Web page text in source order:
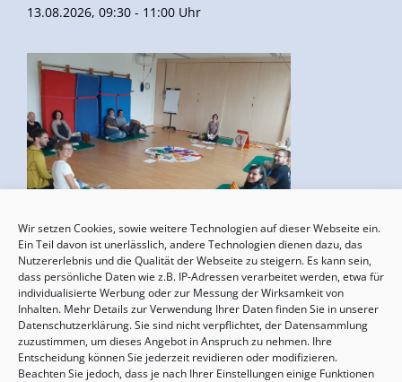
Wir setzen Cookies, sowie weitere Technologien auf dieser Webseite ein.
Ein Teil davon ist unerlässlich, andere Technologien dienen dazu, das
Nutzererlebnis und die Qualität der Webseite zu steigern. Es kann sein,
dass persönliche Daten wie z.B. IP-Adressen verarbeitet werden, etwa für
individualisierte Werbung oder zur Messung der Wirksamkeit von
Inhalten. Mehr Details zur Verwendung Ihrer Daten finden Sie in unserer
Datenschutzerklärung. Sie sind nicht verpflichtet, der Datensammlung
zuzustimmen, um dieses Angebot in Anspruch zu nehmen. Ihre
Entscheidung können Sie jederzeit revidieren oder modifizieren.
Beachten Sie jedoch, dass je nach Ihrer Einstellungen einige Funktionen
13.08.2026, 09:30 - 11:00 Uhr
Geburtsvorbereitung
15.08.2026, 10:00 - 17:00 Uhr